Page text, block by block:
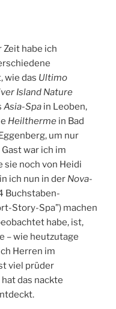
Zeit habe ich
wie das Ultimo
Island Nature
Asia-Spa in Leoben,
Heiltherme in Bad
um nur
war ich im
sie noch von Heidi
ich nun in der Nova-
Buchstaben-
Story-Spa”) machen
habe, ist,
– wie heutzutage
Herren im
viel prüder
das nackte